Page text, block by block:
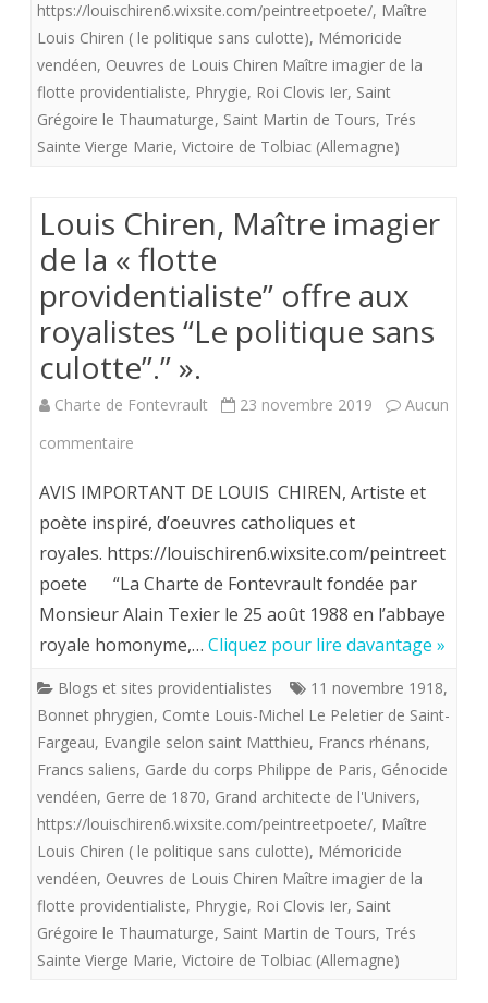
offre
aux
royalistes
“Le
culotte".”
».
https://louischiren6.wixsite.com/peintreetpoete/, Maître
Louis Chiren ( le politique sans culotte), Mémoricide
vendéen, Oeuvres de Louis Chiren Maître imagier de la
flotte providentialiste, Phrygie, Roi Clovis Ier, Saint
Grégoire le Thaumaturge, Saint Martin de Tours, Trés
Sainte Vierge Marie, Victoire de Tolbiac (Allemagne)
Louis Chiren, Maître imagier
de la « flotte
providentialiste” offre aux
royalistes “Le politique sans
culotte”.” ».
Charte de Fontevrault 23 novembre 2019
Aucun
commentaire
Chiren,
Maître
imagier
«
flotte
providentialiste”
offre
aux
royalistes
“Le
AVIS IMPORTANT DE LOUIS CHIREN, Artiste et
poète inspiré, d’oeuvres catholiques et
royales. https://louischiren6.wixsite.com/peintreet
poete “La Charte de Fontevrault fondée par
Monsieur Alain Texier le 25 août 1988 en l’abbaye
royale homonyme,… Cliquez pour lire davantage »
Blogs et sites providentialistes 11 novembre 1918,
Bonnet phrygien, Comte Louis-Michel Le Peletier de Saint-
Fargeau, Evangile selon saint Matthieu, Francs rhénans,
Francs saliens, Garde du corps Philippe de Paris, Génocide
vendéen, Gerre de 1870, Grand architecte de l'Univers,
https://louischiren6.wixsite.com/peintreetpoete/, Maître
Louis Chiren ( le politique sans culotte), Mémoricide
vendéen, Oeuvres de Louis Chiren Maître imagier de la
flotte providentialiste, Phrygie, Roi Clovis Ier, Saint
Grégoire le Thaumaturge, Saint Martin de Tours, Trés
Sainte Vierge Marie, Victoire de Tolbiac (Allemagne)